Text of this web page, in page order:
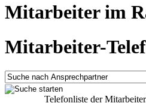
Mitarbeiter im
Mitarbeiter-
Telefonliste der